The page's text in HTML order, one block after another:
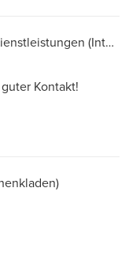
(Professionelle Dienstleistungen (Interieur, Projekte))
Kontakt!